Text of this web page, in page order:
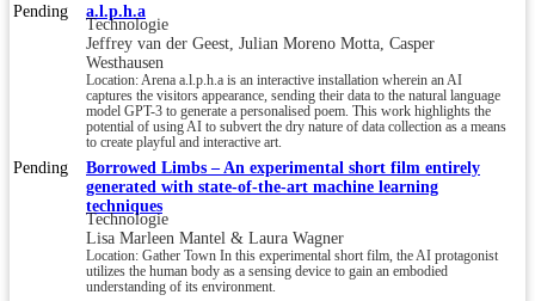
Pending a.l.p.h.a
Technologie
Jeffrey van der Geest, Julian Moreno Motta, Casper
Westhausen
Location: Arena a.l.p.h.a is an interactive installation wherein an AI
captures the visitors appearance, sending their data to the natural language
model GPT-3 to generate a personalised poem. This work highlights the
potential of using AI to subvert the dry nature of data collection as a means
to create playful and interactive art.
Pending
Borrowed Limbs – An experimental short film entirely
generated with state-of-the-art machine learning
techniques
Technologie
Lisa Marleen Mantel & Laura Wagner
Location: Gather Town In this experimental short film, the AI protagonist
utilizes the human body as a sensing device to gain an embodied
understanding of its environment.